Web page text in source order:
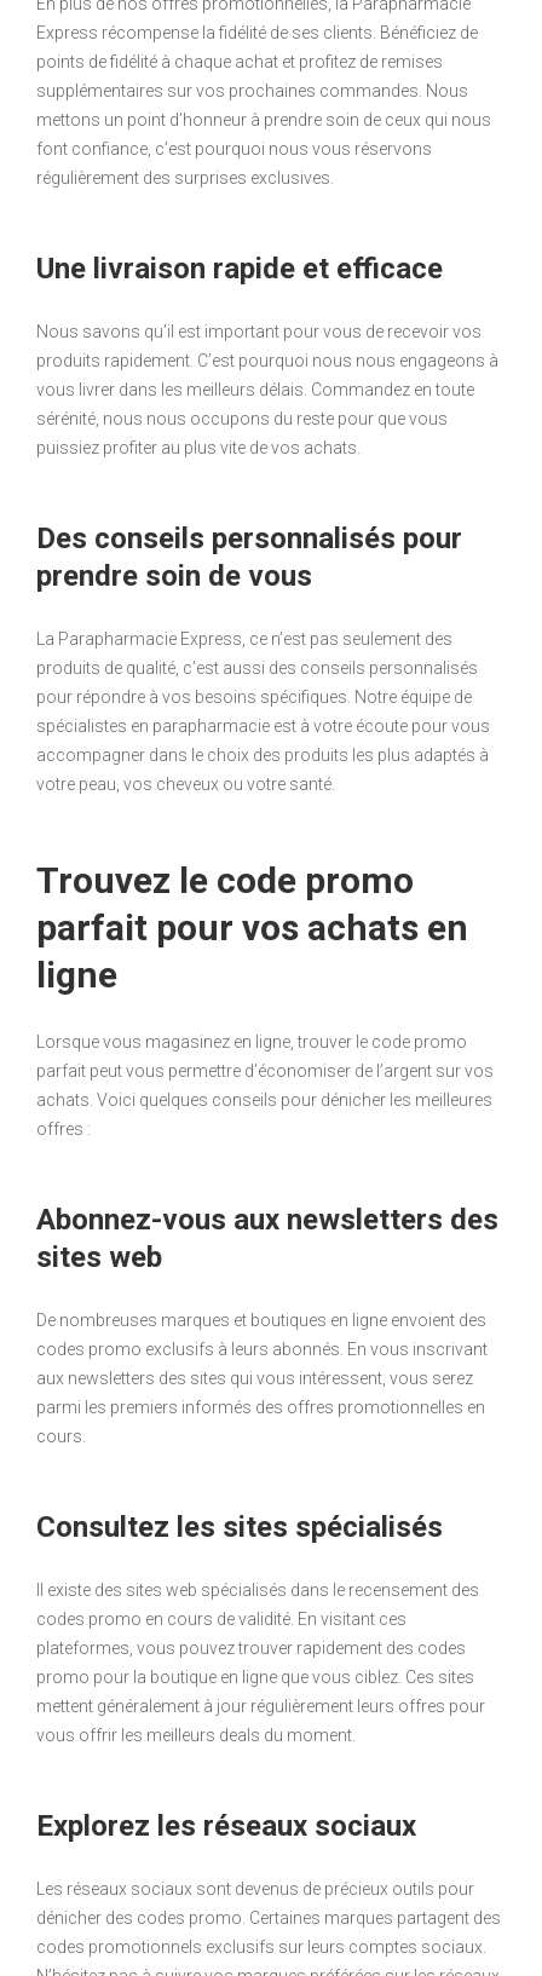
Express récompense la fidélité de ses clients. Bénéficiez de
points de fidélité à chaque achat et profitez de remises
supplémentaires sur vos prochaines commandes. Nous
mettons un point d’honneur à prendre soin de ceux qui nous
font confiance, c’est pourquoi nous vous réservons
régulièrement des surprises exclusives.
Une livraison rapide et efficace
Nous savons qu’il est important pour vous de recevoir vos
produits rapidement. C’est pourquoi nous nous engageons à
vous livrer dans les meilleurs délais. Commandez en toute
sérénité, nous nous occupons du reste pour que vous
puissiez profiter au plus vite de vos achats.
Des conseils personnalisés pour
prendre soin de vous
La Parapharmacie Express, ce n’est pas seulement des
produits de qualité, c’est aussi des conseils personnalisés
pour répondre à vos besoins spécifiques. Notre équipe de
spécialistes en parapharmacie est à votre écoute pour vous
accompagner dans le choix des produits les plus adaptés à
votre peau, vos cheveux ou votre santé.
Trouvez le code promo
parfait pour vos achats en
ligne
Lorsque vous magasinez en ligne, trouver le code promo
parfait peut vous permettre d’économiser de l’argent sur vos
achats. Voici quelques conseils pour dénicher les meilleures
offres :
Abonnez-vous aux newsletters des
sites web
De nombreuses marques et boutiques en ligne envoient des
codes promo exclusifs à leurs abonnés. En vous inscrivant
aux newsletters des sites qui vous intéressent, vous serez
parmi les premiers informés des offres promotionnelles en
cours.
Consultez les sites spécialisés
Il existe des sites web spécialisés dans le recensement des
codes promo en cours de validité. En visitant ces
plateformes, vous pouvez trouver rapidement des codes
promo pour la boutique en ligne que vous ciblez. Ces sites
mettent généralement à jour régulièrement leurs offres pour
vous offrir les meilleurs deals du moment.
Explorez les réseaux sociaux
Les réseaux sociaux sont devenus de précieux outils pour
dénicher des codes promo. Certaines marques partagent des
codes promotionnels exclusifs sur leurs comptes sociaux.